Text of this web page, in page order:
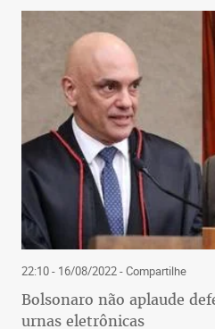
22:10 - 16/08/2022- Compartilhe
Bolsonaro não aplaude
urnas eletrônicas